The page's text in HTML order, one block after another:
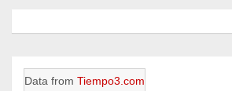
Data from Tiempo3.com